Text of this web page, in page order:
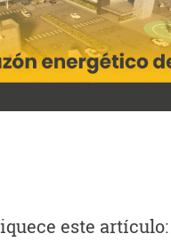
este artículo: